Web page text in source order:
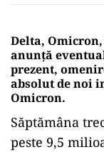
Delta,
anunță
prezent,
absolut de noi
Omicron.
Săptămâna
peste 9,5